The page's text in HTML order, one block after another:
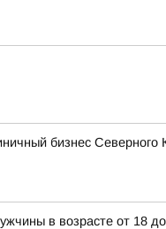
бизнес Северного
в возрасте от 18